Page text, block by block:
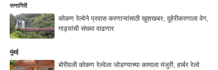
रत्नागिरी
कोकण रेल्वेने प्रवास करणाऱ्यांसाठी खुशखबर; दुहेरीकरणाला वेग,
गाड्यांची संख्या वाढणार
मुंबई
बोरीवली कोकण रेल्वेला जोडण्याच्या कामाला मंजुरी, हार्बर रेल्वे